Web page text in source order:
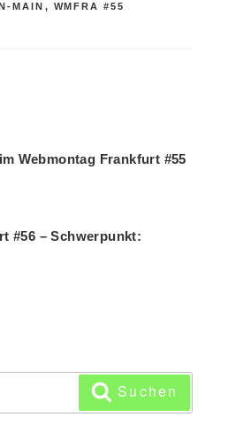
MAIN , WMFRA #55
Webmontag Frankfurt #55
#56 – Schwerpunkt:
Suchen